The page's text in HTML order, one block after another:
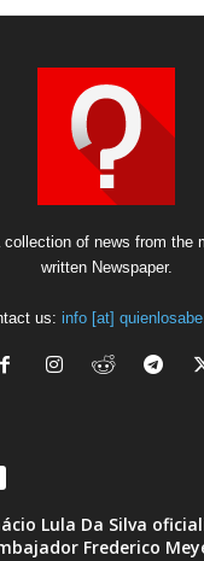
of news from the
written Newspaper.
us: info [at]
Lula Da Silva
Frederico